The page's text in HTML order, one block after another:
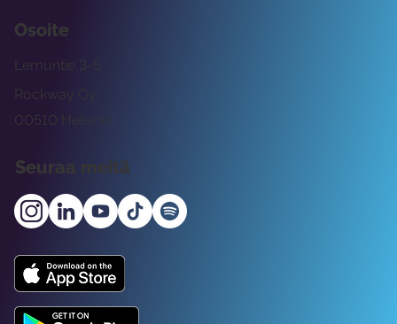
Osoite
Rockway Oy
Lemuntie 3-5
00510 Helsinki
Seuraa meitä